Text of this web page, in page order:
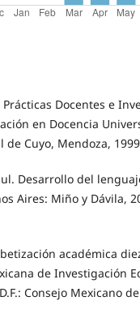
Prácticas Docentes e
en Docencia
Cuyo, Mendoza,
Desarrollo del
Aires: Miño y Dávila,
académica
de Investigación
Consejo Mexicano